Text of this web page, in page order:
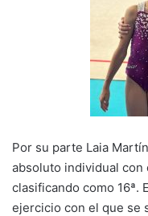
Por su parte Laia
absoluto individual
clasificando como 16ª.
ejercicio con el que se